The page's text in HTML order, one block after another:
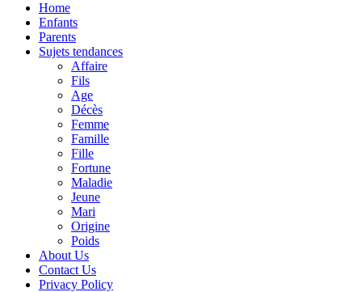
Home
Enfants
Parents
Sujets tendances
Affaire
Fils
Age
Décès
Femme
Famille
Fille
Fortune
Maladie
Jeune
Mari
Origine
Poids
About Us
Contact Us
Privacy Policy